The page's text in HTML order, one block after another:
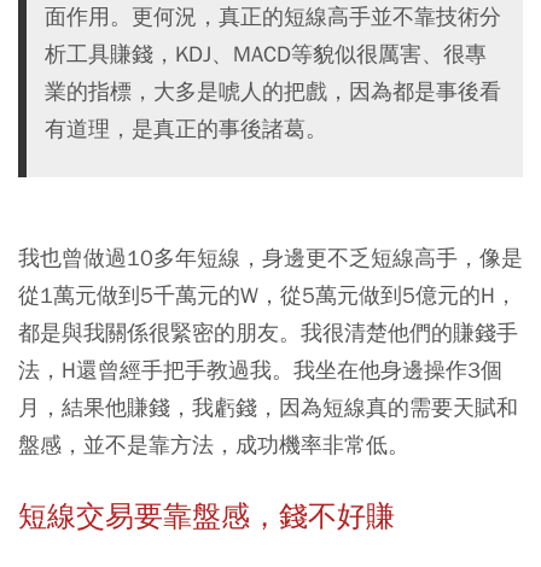
面作用。更何況，真正的短線高手並不靠技術分
析工具賺錢，KDJ、MACD等貌似很厲害、很專
業的指標，大多是唬人的把戲，因為都是事後看
有道理，是真正的事後諸葛。
我也曾做過10多年短線，身邊更不乏短線高手，像是
從1萬元做到5千萬元的W，從5萬元做到5億元的H，
都是與我關係很緊密的朋友。我很清楚他們的賺錢手
法，H還曾經手把手教過我。 我坐在他身邊操作3個
月，結果他賺錢，我虧錢，因為短線真的需要天賦和
盤感，並不是靠方法，成功機率非常低。
短線交易要靠盤感，錢不好賺